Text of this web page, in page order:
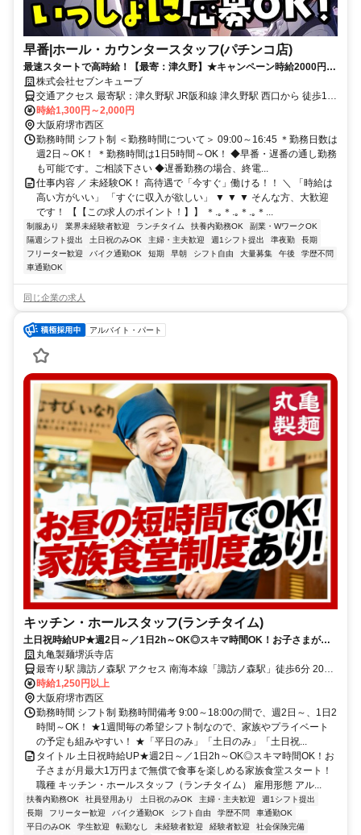
早番|ホール・カウンタースタッフ(パチンコ店)
最速スタートで高時給！【最寄：津久野】★キャンペーン時給2000円★
週2日～＆短時間も可能！しっかり稼げる◎月収30万円以上可能！
株式会社セブンキューブ
交通アクセス 最寄駅：津久野駅 JR阪和線 津久野駅 西口から 徒歩13
分 【交通アクセス】 ◆車通勤（アクセス良好！） 阪神高速・阪和道
「堺IC」より約10～15分 国道26号線・臨海線すぐ！ 堺市各区・高石
市・和泉市・泉大津市・大阪市住吉区方面から通勤便利。 ◆電車・
バス 阪堺線「船尾駅」徒歩8分／南海「諏訪ノ森駅」徒歩12分
JR「鳳駅」車7分／バス停「船尾合同庁舎前」すぐ
時給1,300円～2,000円
大阪府堺市西区
勤務時間 シフト制 ＜勤務時間について＞ 09:00～16:45 ＊勤務日数は
週2日～OK！ ＊勤務時間は1日5時間～OK！ ◆早番・遅番の通し勤務
も可能です。ご相談下さい ◆遅番勤務の場合、終電...
仕事内容 ／ 未経験OK！ 高待遇で「今すぐ」働ける！！ ＼ 「時給は
高い方がいい」 「すぐに収入が欲しい」 ▼ ▼ ▼ そんな方、大歓迎
です！ 【【この求人のポイント！】】 ＊.｡＊.｡＊.｡＊...
制服あり 業界未経験者歓迎 ランチタイム 扶養内勤務OK
副業・WワークOK
隔週シフト提出
土日祝のみOK 主婦・主夫歓迎 週1シフト提出 準夜勤
長期
フリーター歓迎
バイク通勤OK 短期 早朝 シフト自由 大量募集 午後
学歴不問
車通勤OK
同じ企業の求人
アルバイト・パート
キッチン・ホールスタッフ(ランチタイム)
土日祝時給UP★週2日～／1日2h～OK◎スキマ時間OK！お子さまが月
最大1万円まで無償で食事を楽しめる家族食堂スタート！
丸亀製麺堺浜寺店
最寄り駅 諏訪ノ森駅 アクセス 南海本線「諏訪ノ森駅」徒歩6分 204
号線沿い ★車・バイク通勤OK！ガソリン代も規定支給！ ★自転車通
勤も可！（駐輪場料金は自己負担、店にある場合は利用可）
時給1,250円以上
大阪府堺市西区
勤務時間 シフト制 勤務時間備考 9:00～18:00の間で、週2日～、1日2
時間～OK！ ★1週間毎の希望シフト制なので、家族やプライベート
の予定も組みやすい！ ★「平日のみ」「土日のみ」「土日祝...
タイトル 土日祝時給UP★週2日～／1日2h～OK◎スキマ時間OK！お
子さまが月最大1万円まで無償で食事を楽しめる家族食堂スタート！
職種 キッチン・ホールスタッフ（ランチタイム） 雇用形態 アル...
扶養内勤務OK 社員登用あり 土日祝のみOK 主婦・主夫歓迎
週1シフト提出
長期
フリーター歓迎 バイク通勤OK シフト自由 学歴不問
車通勤OK
平日のみOK
学生歓迎 転勤なし 未経験者歓迎 経験者歓迎
社会保険完備